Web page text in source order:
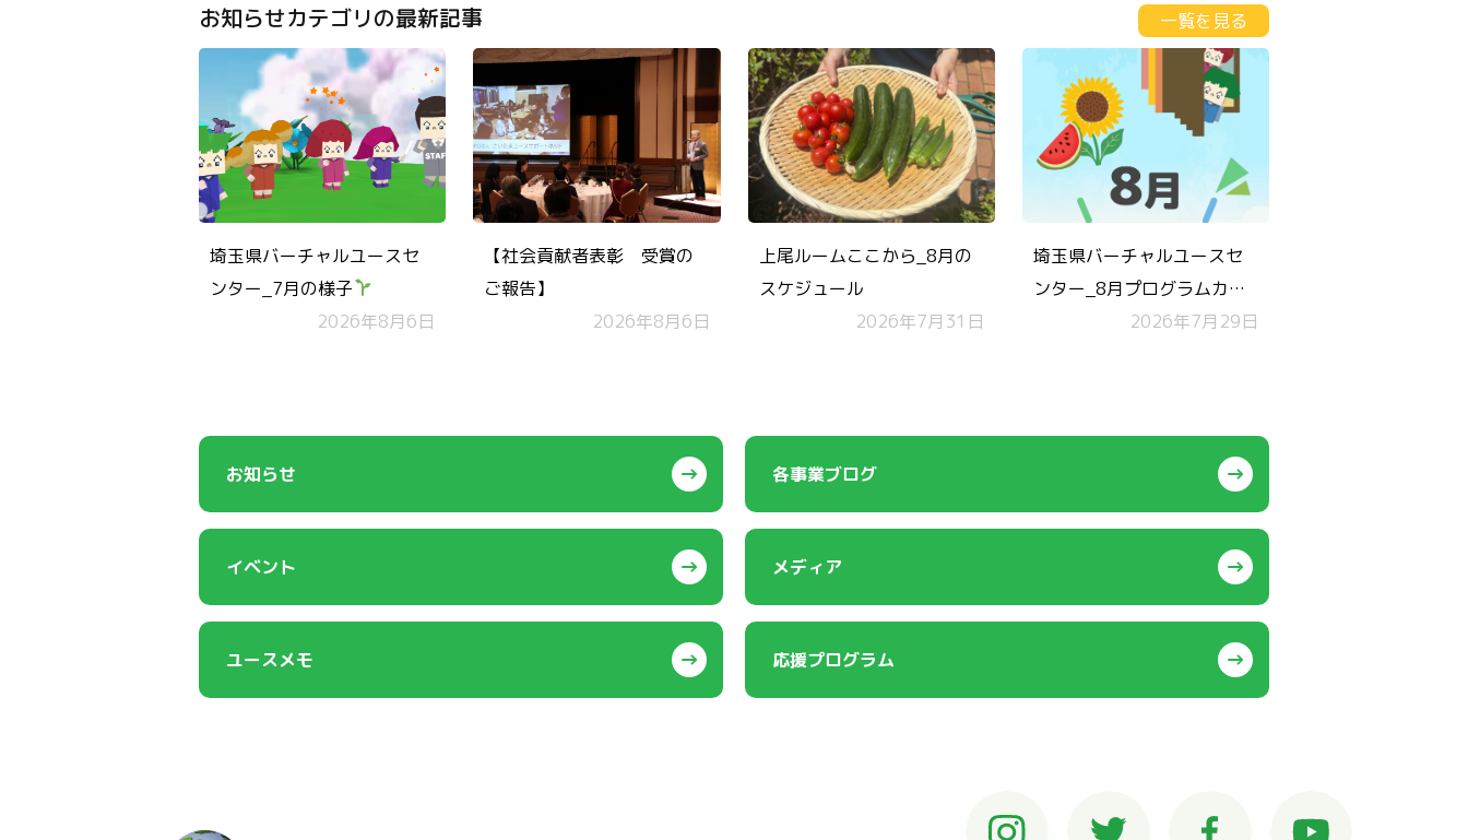
お知らせカテゴリの最新記事 一覧を見る
埼玉県バーチャルユースセ
ンター_7月の様子
2026年8月6日
【社会貢献者表彰 受賞の
ご報告】
2026年8月6日
上尾ルームここから_8月の
スケジュール
2026年7月31日
埼玉県バーチャルユースセ
ンター_8月プログラムカレ
2026年7月29日
お知らせ 各事業ブログ
イベント メディア
ユースメモ 応援プログラム